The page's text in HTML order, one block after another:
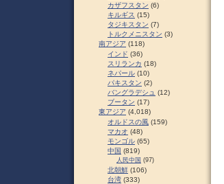
カザフスタン (6)
キルギス (15)
タジキスタン (7)
トルクメニスタン (3)
南アジア (118)
インド (36)
スリランカ (18)
ネパール (10)
パキスタン (2)
バングラデシュ (12)
ブータン (17)
東アジア (4,018)
オルドスの風 (159)
マカオ (48)
モンゴル (65)
中国 (819)
人民中国 (97)
北朝鮮 (106)
台湾 (333)